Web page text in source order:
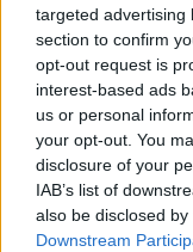
targeted advertising
section to confirm
opt-out request is
interest-based ads
us or personal
your opt-out. You
disclosure of your
IAB’s list of
also be disclosed
Downstream
Διευρύνεται η
με 916 προϊόντα
08/08/2026 - 12:12
Health
αξιοποίηση των
των πολιτών
08/08/2026 - 11:48